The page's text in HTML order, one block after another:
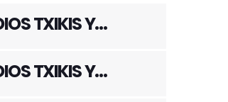
TXIKIS Y
TXIKIS Y